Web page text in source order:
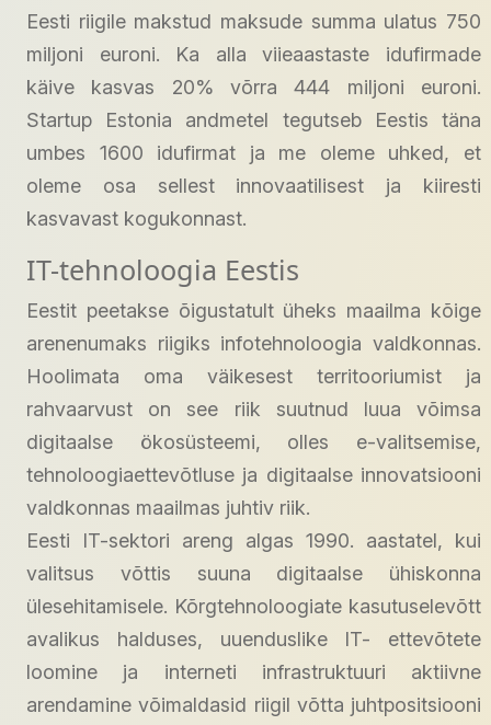
Eesti riigile makstud maksude summa ulatus 750
miljoni euroni. Ka alla viieaastaste idufirmade
käive kasvas 20% võrra 444 miljoni euroni.
Startup Estonia andmetel tegutseb Eestis täna
umbes 1600 idufirmat ja me oleme uhked, et
oleme osa sellest innovaatilisest ja kiiresti
kasvavast kogukonnast.
IT-tehnoloogia Eestis
Eestit peetakse õigustatult üheks maailma kõige
arenenumaks riigiks infotehnoloogia valdkonnas.
Hoolimata oma väikesest territooriumist ja
rahvaarvust on see riik suutnud luua võimsa
digitaalse ökosüsteemi, olles e-valitsemise,
tehnoloogiaettevõtluse ja digitaalse innovatsiooni
valdkonnas maailmas juhtiv riik.
Eesti IT-sektori areng algas 1990. aastatel, kui
valitsus võttis suuna digitaalse ühiskonna
ülesehitamisele. Kõrgtehnoloogiate kasutuselevõtt
avalikus halduses, uuenduslike IT- ettevõtete
loomine ja interneti infrastruktuuri aktiivne
arendamine võimaldasid riigil võtta juhtpositsiooni